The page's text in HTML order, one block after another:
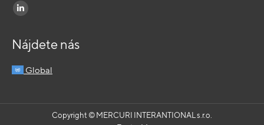
Find us on:
Nájdete nás
Global
Copyright © MERCURI INTERANTIONAL s.r.o.